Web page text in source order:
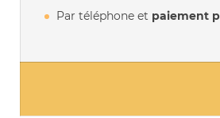
Par téléphone et paiement